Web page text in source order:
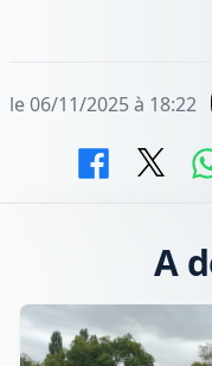
le 06/11/2025 à 18:22
A